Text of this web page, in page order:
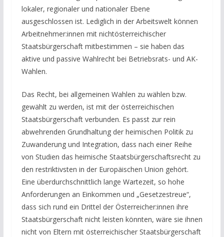
lokaler, regionaler und nationaler Ebene
ausgeschlossen ist. Lediglich in der Arbeitswelt können
Arbeitnehmer:innen mit nichtösterreichischer
Staatsbürgerschaft mitbestimmen – sie haben das
aktive und passive Wahlrecht bei Betriebsrats- und AK-
Wahlen.
Das Recht, bei allgemeinen Wahlen zu wählen bzw.
gewählt zu werden, ist mit der österreichischen
Staatsbürgerschaft verbunden. Es passt zur rein
abwehrenden Grundhaltung der heimischen Politik zu
Zuwanderung und Integration, dass nach einer Reihe
von Studien das heimische Staatsbürgerschaftsrecht zu
den restriktivsten in der Europäischen Union gehört.
Eine überdurchschnittlich lange Wartezeit, so hohe
Anforderungen an Einkommen und „Gesetzestreue“,
dass sich rund ein Drittel der Österreicher:innen ihre
Staatsbürgerschaft nicht leisten könnten, wäre sie ihnen
nicht von Eltern mit österreichischer Staatsbürgerschaft